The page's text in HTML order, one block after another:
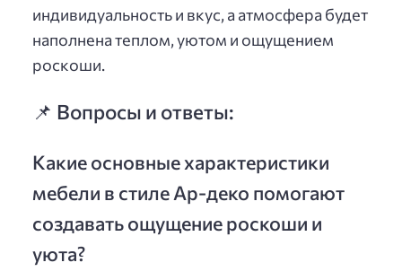
индивидуальность и вкус, а атмосфера будет
наполнена теплом, уютом и ощущением
роскоши.
📌 Вопросы и ответы:
Какие основные характеристики
мебели в стиле Ар-деко помогают
создавать ощущение роскоши и
уюта?